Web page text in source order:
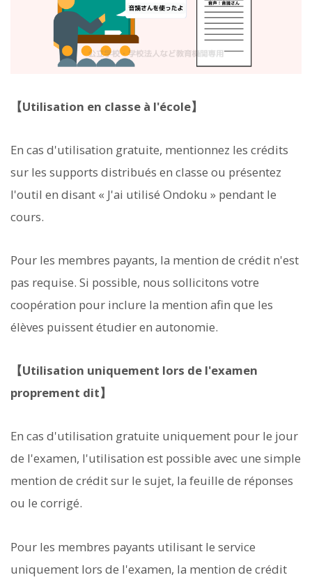
【Utilisation en classe à l'école】
En cas d'utilisation gratuite, mentionnez les crédits
sur les supports distribués en classe ou présentez
l'outil en disant « J'ai utilisé Ondoku » pendant le
cours.
Pour les membres payants, la mention de crédit n'est
pas requise. Si possible, nous sollicitons votre
coopération pour inclure la mention afin que les
élèves puissent étudier en autonomie.
【Utilisation uniquement lors de l'examen
proprement dit】
En cas d'utilisation gratuite uniquement pour le jour
de l'examen, l'utilisation est possible avec une simple
mention de crédit sur le sujet, la feuille de réponses
ou le corrigé.
Pour les membres payants utilisant le service
uniquement lors de l'examen, la mention de crédit